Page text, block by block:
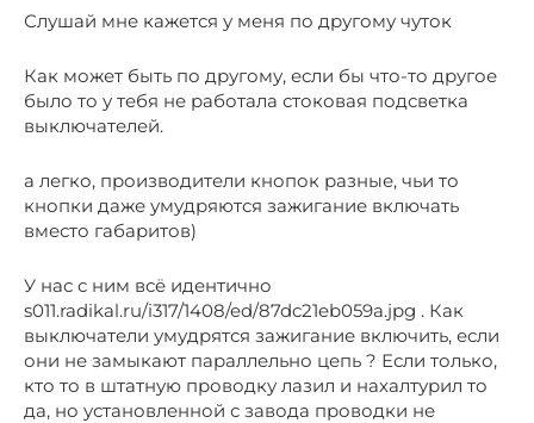
Слушай мне кажется у меня по другому чуток
Как может быть по другому, если бы что-то другое
было то у тебя не работала стоковая подсветка
выключателей.
а легко, производители кнопок разные, чьи то
кнопки даже умудряются зажигание включать
вместо габаритов)
У нас с ним всё идентично
s011.radikal.ru/i317/1408/ed/87dc21eb059a.jpg . Как
выключатели умудрятся зажигание включить, если
они не замыкают параллельно цепь ? Если только,
кто то в штатную проводку лазил и нахалтурил то
да, но установленной с завода проводки не